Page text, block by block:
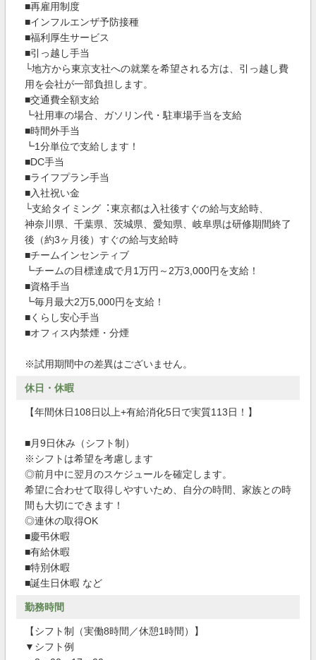
■再雇用制度
■インフルエンザ予防接種
■福利厚生サービス
■引っ越し手当
└地方から東京支社への就業を希望される方は、引っ越し費
用を会社が一部負担します。
■交通費全額支給
┗社用車の場合、ガソリン代・駐車場手当を支給
■時間外手当
┗1分単位で支給します！
■DC手当
■ライフプラン手当
■入社祝い金
└⽀給タイミング︓東京都は⼊社後すぐの給与⽀給時、
神奈川県、千葉県、茨城県、愛知県、岐⾩県は研修期間終了
後（約3ヶ⽉後）すぐの給与⽀給時
■チームインセンティブ
┗チームの目標達成で月1万円～2万3,000円を支給！
■資格手当
┗毎月最大2万5,000円を支給！
■くらし安心手当
■オフィス内禁煙・分煙
※試用期間中の差異はございません。
休日・休暇
【年間休日108日以上+有給消化5日で実質113日！】
■月9日休み（シフト制）
※シフトは希望を考慮します
◎前月中に翌月のスケジュールを確定します。
希望に合わせて取得しやすいため、自分の時間、家族との時
間も大切にできます！
◎連休の取得OK
■慶弔休暇
■有給休暇
■特別休暇
■誕生日休暇 など
勤務時間
【シフト制（実働8時間／休憩1時間）】
▼シフト例